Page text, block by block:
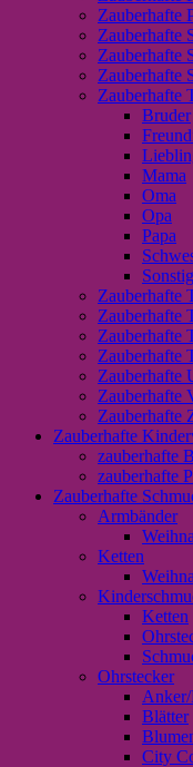
Zauberhafte
Zauberhafte
Zauberhafte
Zauberhafte
Zauberhafte
Bruder
Mama
Oma
Opa
Papa
Zauberhafte
Zauberhafte
Zauberhafte
Zauberhafte
Zauberhafte
Zauberhafte
Zauberhafte
Zauberhafte
zauberhafte
zauberhafte
Zauberhafte
Armbänder
Ketten
Ketten
Ohrstecker
Blätter
City